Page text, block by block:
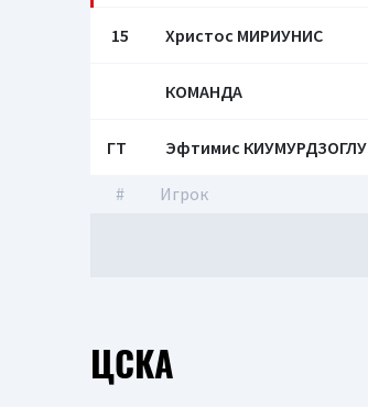
15 Христос МИРИУНИС
КОМАНДА
ГТ Эфтимис КИУМУРДЗОГЛУ
# Игрок
ЦСКА